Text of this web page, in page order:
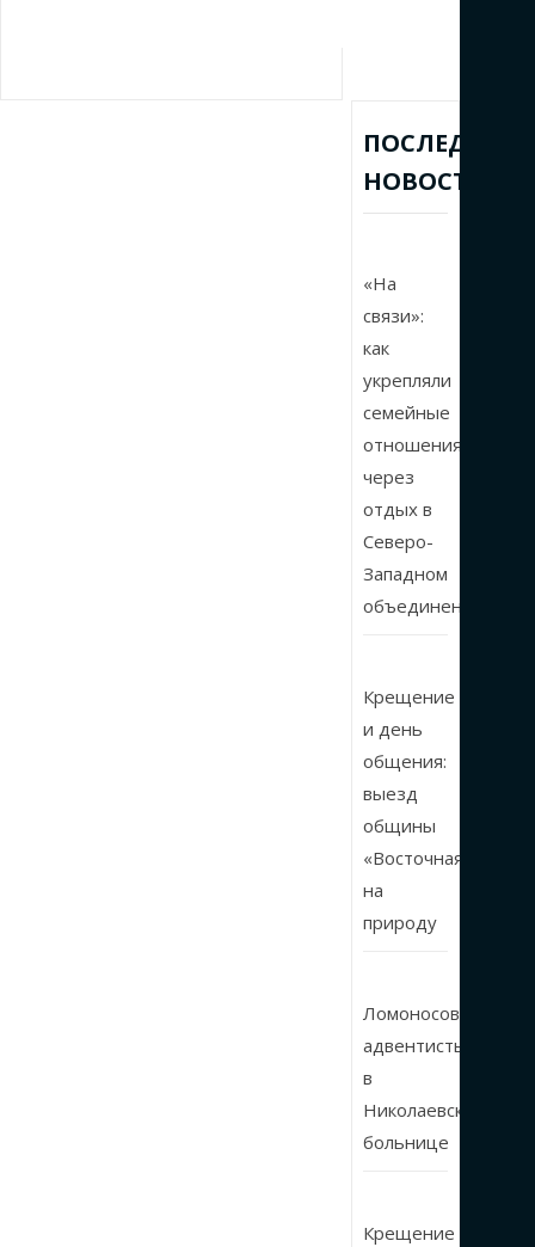
ПОСЛЕДНИЕ
НОВОСТИ
«На
связи»:
как
укрепляли
семейные
отношения
через
отдых в
Северо-
Западном
объединении
Крещение
и день
общения:
выезд
общины
«Восточная»
на
природу
Ломоносовские
адвентисты
в
Николаевской
больнице
Крещение